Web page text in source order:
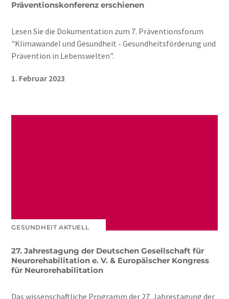
Präventionskonferenz erschienen
Lesen Sie die Dokumentation zum 7. Präventionsforum
"Klimawandel und Gesundheit - Gesundheitsförderung und
Prävention in Lebenswelten".
1. Februar 2023
GESUNDHEIT AKTUELL
27. Jahrestagung der Deutschen Gesellschaft für
Neurorehabilitation e. V. & Europäischer Kongress
für Neurorehabilitation
Das wissenschaftliche Programm der 27. Jahrestagung der